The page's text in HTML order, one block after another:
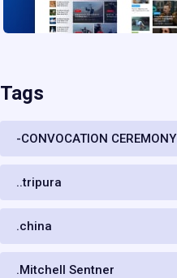
Tags
-CONVOCATION CEREMONY
..tripura
.china
.Mitchell Sentner